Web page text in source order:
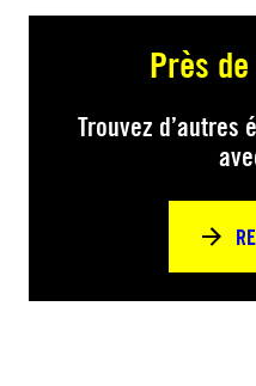
Près
Trouvez d’autres